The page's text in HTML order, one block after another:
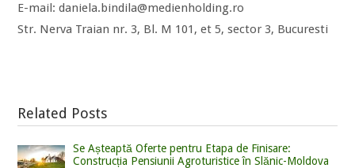
E-mail: daniela.bindila@medienholding.ro
Str. Nerva Traian nr. 3, Bl. M 101, et 5, sector 3, Bucuresti
Related Posts
Se Așteaptă Oferte pentru Etapa de Finisare:
Construcția Pensiunii Agroturistice în Slănic-Moldova